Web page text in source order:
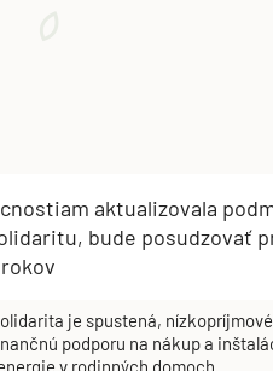
aktualizovala
bude posudzovať
je spustená,
podporu na nákup a
v rodinných domoch.